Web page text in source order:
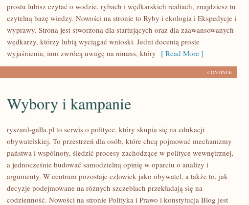
WYDARZENIA
ZAWODY
WĘDKARSKIE
prostu lubisz czytać o wodzie, rybach i wędkarskich realiach, znajdziesz tu
czytelną bazę wiedzy. Nowości na stronie to Ryby i ekologia i Ekspedycje i
wyprawy. Strona jest stworzona dla startujących oraz dla zaawansowanych
wędkarzy, którzy lubią wyciągać wnioski. Jedni docenią proste
wyjaśnienia, inni zwrócą uwagę na niuans, który [ Read More ]
CONTINUE
WYBORY
Wybory i kampanie
ryszard-galla.pl to serwis o polityce, który skupia się na edukacji
obywatelskiej. To przestrzeń dla osób, które chcą pojmować mechanizmy
państwa i wspólnoty, śledzić procesy zachodzące w polityce wewnętrznej,
a jednocześnie budować samodzielną opinię w oparciu o analizy i
argumenty. W centrum pozostaje człowiek jako obywatel, a także to, jak
decyzje podejmowane na różnych szczeblach przekładają się na
codzienność. Nowości na stronie Polityka i Prawo i konstytucja Blog jest